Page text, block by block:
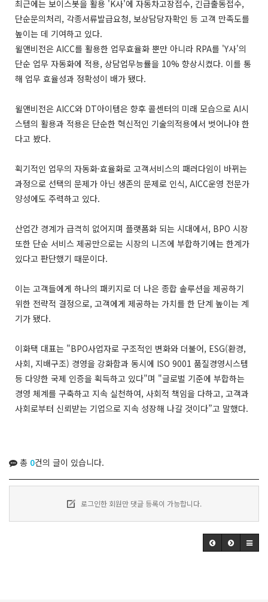
최근에는 보이스봇을 활용 'K사'에 자동차고장접수, 긴급출동접수,
단순문의처리, 각종서류발급요청, 보상담당자확인 등 고객 만족도를
높이는 데 기여하고 있다.
윌앤비전은 AICC를 활용한 업무효율화 뿐만 아니라 RPA를 'Y사'의
단순 업무 자동화에 적용, 상담업무능률을 10% 향상시켰다. 이를 통
해 업무 효율성과 정확성이 배가 됐다.
윌앤비전은 AICC와 DT아이템은 향후 콜센터의 미래 모습으로 AI시
스템의 활용과 적용은 단순한 혁신적인 기술의적용에서 벗어나야 한
다고 봤다.
획기적인 업무의 자동화·효율화로 고객서비스의 패러다임이 바뀌는
과정으로 선택의 문제가 아닌 생존의 문제로 인식, AICC운영 전문가
양성에도 주력하고 있다.
산업간 경계가 급격히 없어지며 플랫폼화 되는 시대에서, BPO 시장
또한 단순 서비스 제공만으로는 시장의 니즈에 부합하기에는 한계가
있다고 판단했기 때문이다.
이는 고객들에게 하나의 패키지로 더 나은 종합 솔루션을 제공하기
위한 전략적 결정으로, 고객에게 제공하는 가치를 한 단계 높이는 계
기가 됐다.
이화택 대표는 "BPO사업자로 구조적인 변화와 더불어, ESG(환경,
사회, 지배구조) 경영을 강화함과 동시에 ISO 9001 품질경영시스템
등 다양한 국제 인증을 획득하고 있다"며 "글로벌 기준에 부합하는
경영 체계를 구축하고 지속 실천하여, 사회적 책임을 다하고, 고객과
사회로부터 신뢰받는 기업으로 지속 성장해 나갈 것이다”고 말했다.
총 0건의 글이 있습니다.
로그인한 회원만 댓글 등록이 가능합니다.